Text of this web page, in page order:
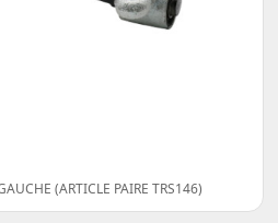
(ARTICLE PAIRE TRS146)